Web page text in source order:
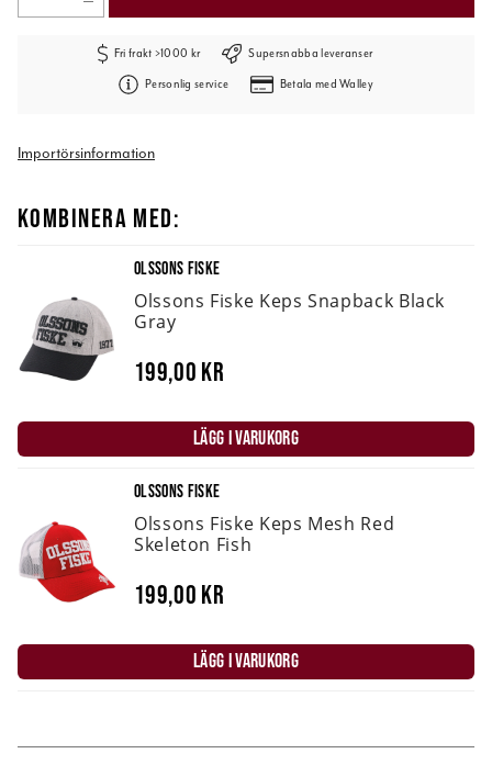
Fri frakt >1000 kr Supersnabba leveranser
Personlig service Betala med Walley
Importörsinformation
KOMBINERA MED:
OLSSONS FISKE
Olssons Fiske Keps Snapback Black
Gray
199,00 kr
LÄGG I VARUKORG
OLSSONS FISKE
Olssons Fiske Keps Mesh Red
Skeleton Fish
199,00 kr
LÄGG I VARUKORG